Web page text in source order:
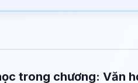
trong chương: Văn